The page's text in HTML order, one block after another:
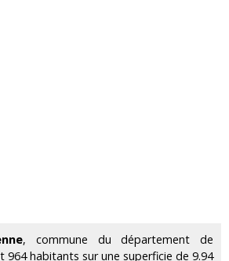
, commune du département de
964 habitants sur une superficie de 9.94